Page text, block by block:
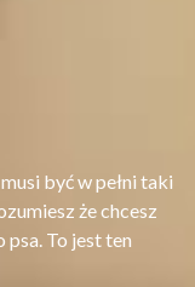
być w pełni taki
że chcesz
To jest ten